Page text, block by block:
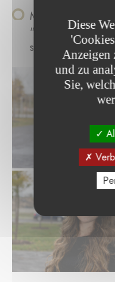
Marie Gérardy
"Market
setting and free
Diese
Anzeigen
und zu
Sie,